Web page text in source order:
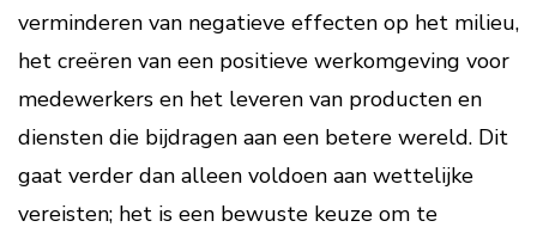
verminderen van negatieve effecten op het milieu,
het creëren van een positieve werkomgeving voor
medewerkers en het leveren van producten en
diensten die bijdragen aan een betere wereld. Dit
gaat verder dan alleen voldoen aan wettelijke
vereisten; het is een bewuste keuze om te